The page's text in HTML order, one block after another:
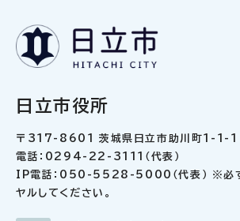
日立市役所
〒317-8601 茨城県日立市助川町1-1-1
電話：0294-22-3111（代表）
IP電話：050-5528-5000（代表） ※必ず
ヤルしてください。